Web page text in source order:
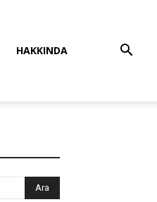
HAKKINDA